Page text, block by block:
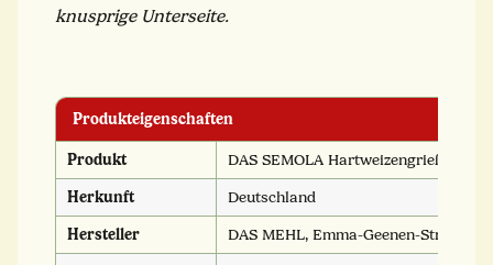
knusprige Unterseite.
Produkteigenschaften
Produkt
DAS SEMOLA Hartweizengrieß
Herkunft
Deutschland
Hersteller
DAS MEHL, Emma-Geenen-Str. 15,